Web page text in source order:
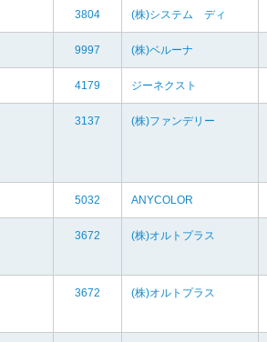
3804 (株)システム ディ
9997 (株)ベルーナ
4179 ジーネクスト
3137 (株)ファンデリー
5032 ANYCOLOR
3672 (株)オルトプラス
3672 (株)オルトプラス